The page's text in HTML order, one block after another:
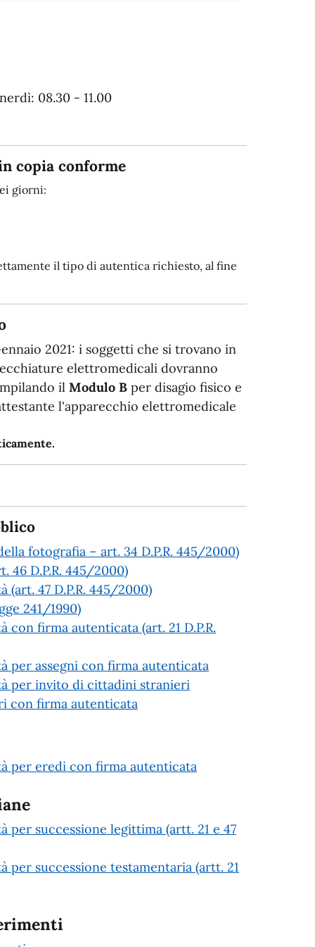
08.30 - 11.00
copia conforme
giorni:
il tipo di autentica richiesto, al fine
2021: i soggetti che si trovano in
elettromedicali dovranno
ilModulo B per disagio fisico e
l'apparecchio elettromedicale
fotografia – art. 34 D.P.R. 445/2000)
46 D.P.R. 445/2000)
47 D.P.R. 445/2000)
241/1990)
firma autenticata (art. 21 D.P.R.
per assegni con firma autenticata
per invito di cittadini stranieri
con firma autenticata
per eredi con firma autenticata
successione legittima (artt. 21 e 47
successione testamentaria (artt. 21